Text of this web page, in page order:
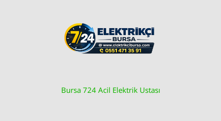
Bursa 724 Acil Elektrik Ustası